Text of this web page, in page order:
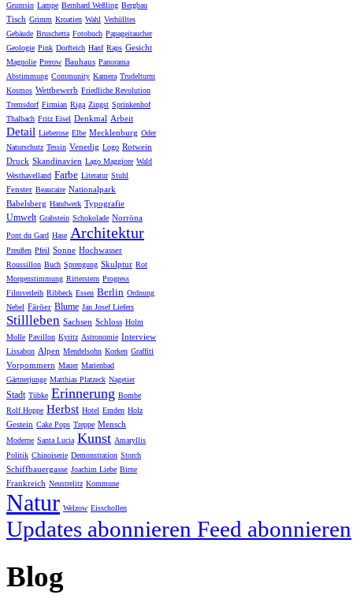
Grumsin Lampe Bernhard Weßling Bergbau
Tisch Grimm Kroatien Wahl Verhülltes
Gebäude Bruschetta Fotobuch Papageitaucher
Geologie Pink Dorfteich Hanf Raps Gesicht
Magnolie Prerow Bauhaus Panorama
Abstimmung Community Kamera Trudelturm
Kosmos Wettbewerb Friedliche Revolution
Tremsdorf Firmian Riga Zingst Sprinkenhof
Thalbach Fritz Eisel Denkmal Arbeit
Detail Lieberose Elbe Mecklenburg Oder
Naturschutz Tessin Venedig Logo Rotwein
Druck Skandinavien Lago Maggiore Wald
Westhavelland Farbe Literatur Stuhl
Fenster Beaucaire Nationalpark
Babelsberg Handwerk Typografie
Umwelt Grabstein Schokolade Norröna
Pont du Gard Hase Architektur
Preußen Pfeil Sonne Hochwasser
Roussillon Buch Sprengung Skulptur Rot
Morgenstimmung Ritterstern Progress
Filmverleih Ribbeck Essen Berlin Ordnung
Nebel Färöer Blume Jan Josef Liefers
Stillleben Sachsen Schloss Holm
Molle Pavillon Kyritz Astronomie Interview
Lissabon Alpen Mendelsohn Korken Graffiti
Vorpommern Mauer Marienbad
Gärtnerjunge Matthias Platzeck Nagetier
Stadt Tübke Erinnerung Bombe
Rolf Hoppe Herbst Hotel Emden Holz
Gestein Cake Pops Treppe Mensch
Moderne Santa Lucia Kunst Amaryllis
Politik Chinoiserie Demonstration Storch
Schiffbauergasse Joachim Liebe Birne
Frankreich Neustrelitz Kommune
Natur Welzow Eisschollen
Updates abonnieren Feed abonnieren
Blog